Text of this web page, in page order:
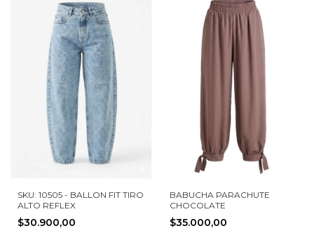
SKU: 10505 - BALLON FIT TIRO
ALTO REFLEX
$30.900,00
BABUCHA PARACHUTE
CHOCOLATE
$35.000,00